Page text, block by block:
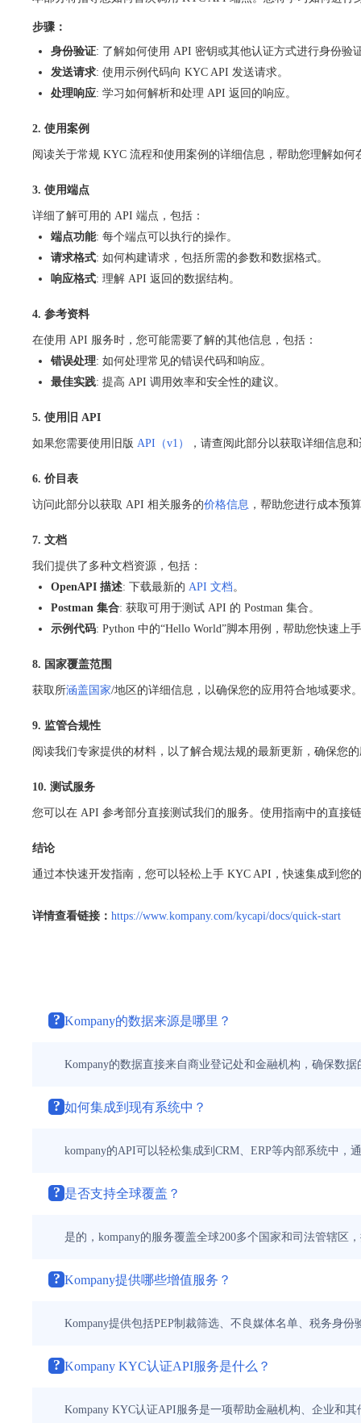
步骤：
身份验证: 了解如何使用 API 密钥或其他认证方式进行身份验
发送请求: 使用示例代码向 KYC API 发送请求。
处理响应: 学习如何解析和处理 API 返回的响应。
2. 使用案例
阅读关于常规 KYC 流程和使用案例的详细信息，帮助您理解如何
3. 使用端点
详细了解可用的 API 端点，包括：
端点功能: 每个端点可以执行的操作。
请求格式: 如何构建请求，包括所需的参数和数据格式。
响应格式: 理解 API 返回的数据结构。
4. 参考资料
在使用 API 服务时，您可能需要了解的其他信息，包括：
错误处理: 如何处理常见的错误代码和响应。
最佳实践: 提高 API 调用效率和安全性的建议。
5. 使用旧 API
如果您需要使用旧版 API（v1） ，请查阅此部分以获取详细信息
6. 价目表
访问此部分以获取 API 相关服务的价格信息 ，帮助您进行成本预
7. 文档
我们提供了多种文档资源，包括：
OpenAPI 描述: 下载最新的 API 文档 。
Postman 集合: 获取可用于测试 API 的 Postman 集合。
示例代码: Python 中的“Hello World”脚本用例，帮助您快速上
8. 国家覆盖范围
获取所涵盖国家/地区的详细信息，以确保您的应用符合地域要求
9. 监管合规性
阅读我们专家提供的材料，以了解合规法规的最新更新，确保您
10. 测试服务
您可以在 API 参考部分直接测试我们的服务。使用指南中的直接
结论
通过本快速开发指南，您可以轻松上手 KYC API，快速集成到您
详情查看链接： https://www.kompany.com/kycapi/docs/quick-start
? Kompany的数据来源是哪里？
Kompany的数据直接来自商业登记处和金融机构，确保数
? 如何集成到现有系统中？
kompany的API可以轻松集成到CRM、ERP等内部系统中，
? 是否支持全球覆盖？
是的，kompany的服务覆盖全球200多个国家和司法管辖区
? Kompany提供哪些增值服务？
Kompany提供包括PEP制裁筛选、不良媒体名单、税务身
? Kompany KYC认证API服务是什么？
Kompany KYC认证API服务是一项帮助金融机构、企业和